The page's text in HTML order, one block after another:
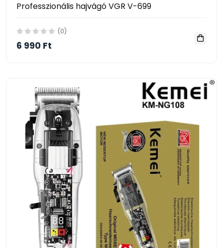
Professzionális hajvágó VGR V-699
(0)
6 990 Ft